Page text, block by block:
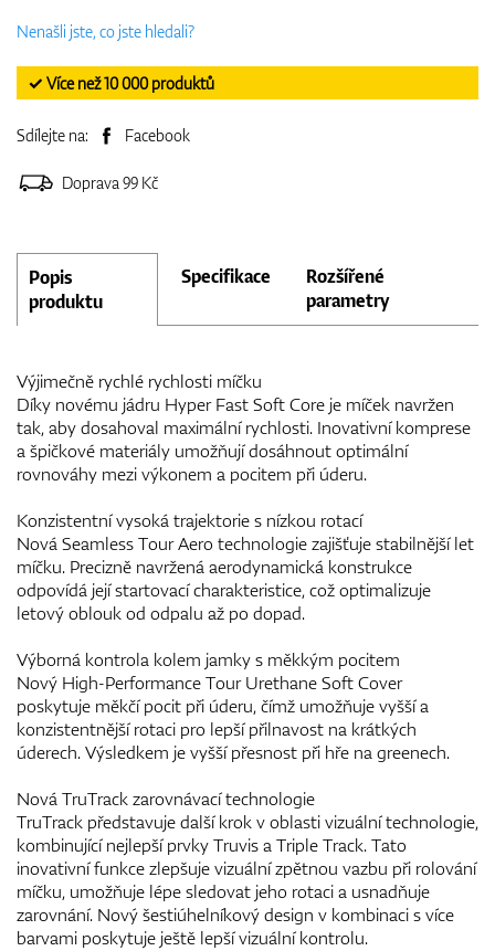
Nenašli jste, co jste hledali?
✓ Více než 10 000 produktů
Sdílejte na: Facebook
Doprava 99 Kč
Popis
produktu
Specifikace
Rozšířené
parametry
Výjimečně rychlé rychlosti míčku
Díky novému jádru Hyper Fast Soft Core je míček navržen
tak, aby dosahoval maximální rychlosti. Inovativní komprese
a špičkové materiály umožňují dosáhnout optimální
rovnováhy mezi výkonem a pocitem při úderu.
Konzistentní vysoká trajektorie s nízkou rotací
Nová Seamless Tour Aero technologie zajišťuje stabilnější let
míčku. Precizně navržená aerodynamická konstrukce
odpovídá její startovací charakteristice, což optimalizuje
letový oblouk od odpalu až po dopad.
Výborná kontrola kolem jamky s měkkým pocitem
Nový High-Performance Tour Urethane Soft Cover
poskytuje měkčí pocit při úderu, čímž umožňuje vyšší a
konzistentnější rotaci pro lepší přilnavost na krátkých
úderech. Výsledkem je vyšší přesnost při hře na greenech.
Nová TruTrack zarovnávací technologie
TruTrack představuje další krok v oblasti vizuální technologie,
kombinující nejlepší prvky Truvis a Triple Track. Tato
inovativní funkce zlepšuje vizuální zpětnou vazbu při rolování
míčku, umožňuje lépe sledovat jeho rotaci a usnadňuje
zarovnání. Nový šestiúhelníkový design v kombinaci s více
barvami poskytuje ještě lepší vizuální kontrolu.